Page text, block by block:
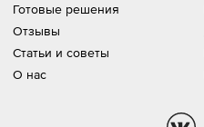
Готовые решения
Отзывы
Статьи и советы
О нас